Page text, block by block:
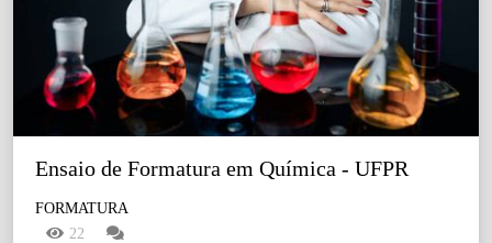
Ensaio de Formatura em Química - UFPR
FORMATURA
22